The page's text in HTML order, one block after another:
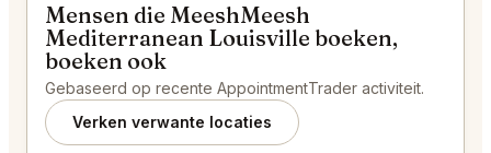
Mensen die MeeshMeesh
Mediterranean Louisville boeken,
boeken ook
Gebaseerd op recente AppointmentTrader activiteit.
Verken verwante locaties